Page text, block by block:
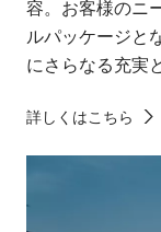
容。お客様のニ
ルパッケージと
にさらなる充実
詳しくはこちら